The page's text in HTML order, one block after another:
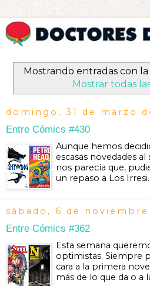
Mostrando entradas con
Mostrar todas
domingo, 31 de marzo
Entre Cómics #430
Aunque hemos
escasas novedades
nos parecía que,
un repaso a Los
sábado, 6 de noviembre
Entre Cómics #362
Esta semana
optimistas. Siempre
cara a la primera
más de lo que da o a